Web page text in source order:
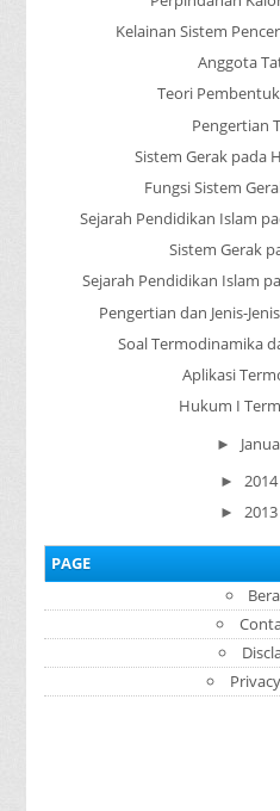
Kelainan Sistem
Anggota
Teori
Pengertian
Sistem Gerak pada
Fungsi Sistem
Sejarah Pendidikan Islam
Sistem Gerak
Sejarah Pendidikan Islam
Pengertian dan Jenis-
Soal Termodinamika
Aplikasi
Hukum I
►
► 2014
► 2013
PAGE